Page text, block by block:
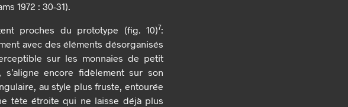
1972 : 30-31).
proches du prototype (fig. 10)7:
avec des éléments désorganisés
sur les monnaies de petit
encore fidèlement sur son
au style plus fruste, entourée
tête étroite qui ne laisse déjà plus